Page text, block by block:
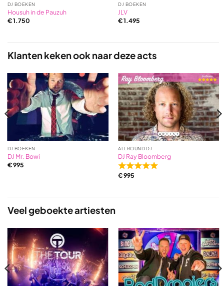
DJ BOEKEN
Housuh in de Pauzuh
€1.750
DJ BOEKEN
JLV
€1.495
Klanten keken ook naar deze acts
DJ BOEKEN
DJ Mr. Bowi
€995
ALLROUND DJ
DJ Ray Bloomberg
Rated
on
2
ratings
€995
Veel geboekte artiesten